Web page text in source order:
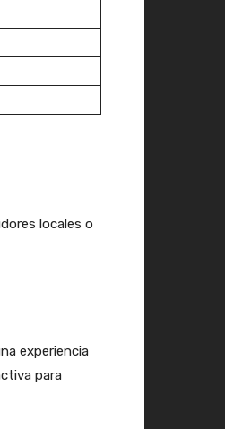
locales o
experiencia
para